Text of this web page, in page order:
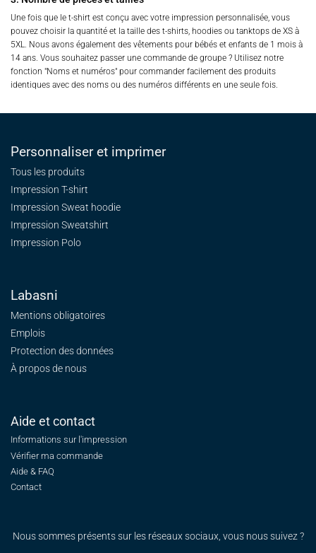
Une fois que le t-shirt est conçu avec votre impression personnalisée, vous
pouvez choisir la quantité et la taille des t-shirts, hoodies ou tanktops de XS à
5XL. Nous avons également des vêtements pour bébés et enfants de 1 mois à
14 ans. Vous souhaitez passer une commande de groupe ? Utilisez notre
fonction "Noms et numéros" pour commander facilement des produits
identiques avec des noms ou des numéros différents en une seule fois.
Personnaliser et imprimer
Tous les produits
Impression T-shirt
Impression Sweat hoodie
Impression Sweatshirt
Impression Polo
Labasni
Mentions obligatoires
Emplois
Protection des données
À propos de nous
Aide et contact
Informations sur l'impression
Vérifier ma commande
Aide & FAQ
Contact
Nous sommes présents sur les réseaux sociaux, vous nous suivez ?